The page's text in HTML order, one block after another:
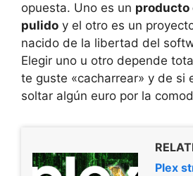
opuesta. Uno es un producto
pulido y el otro es un
nacido de la libertad del
Elegir uno u otro depende
te guste «cacharrear» y de si
soltar algún euro por la
Plex